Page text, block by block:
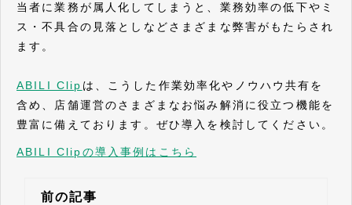
当者に業務が属人化してしまうと、業務効率の低下やミ
ス・不具合の見落としなどさまざまな弊害がもたらされ
ます。
ABILI Clip は、こうした作業効率化やノウハウ共有を
含め、店舗運営のさまざまなお悩み解消に役立つ機能を
豊富に備えております。ぜひ導入を検討してください。
ABILI Clipの導入事例はこちら
前の記事